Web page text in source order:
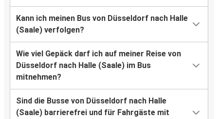
Kann ich meinen Bus von Düsseldorf nach Halle
(Saale) verfolgen?
Wie viel Gepäck darf ich auf meiner Reise von
Düsseldorf nach Halle (Saale) im Bus
mitnehmen?
Sind die Busse von Düsseldorf nach Halle
(Saale) barrierefrei und für Fahrgäste mit